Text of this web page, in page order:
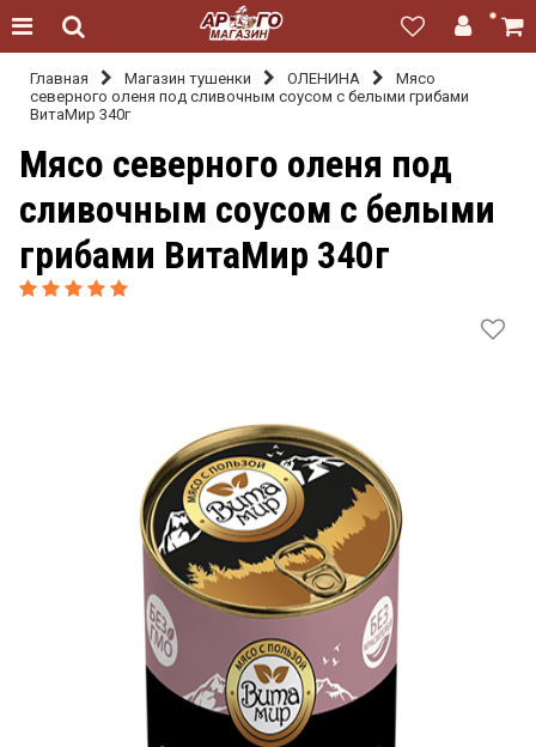
Главная Магазин тушенки ОЛЕНИНА
Мясо
северного оленя под сливочным соусом с белыми грибами
ВитаМир 340г
Мясо северного оленя под
сливочным соусом с белыми
грибами ВитаМир 340г